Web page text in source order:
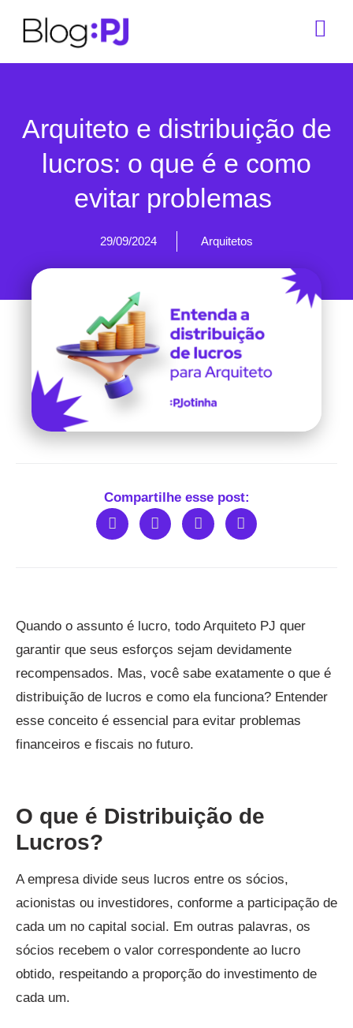
Arquiteto e distribuição de
lucros: o que é e como
evitar problemas
29/09/2024 Arquitetos
Compartilhe esse post:
Quando o assunto é lucro, todo Arquiteto PJ quer
garantir que seus esforços sejam devidamente
recompensados. Mas, você sabe exatamente o que é
distribuição de lucros e como ela funciona? Entender
esse conceito é essencial para evitar problemas
financeiros e fiscais no futuro.
O que é Distribuição de
Lucros?
A empresa divide seus lucros entre os sócios,
acionistas ou investidores, conforme a participação de
cada um no capital social. Em outras palavras, os
sócios recebem o valor correspondente ao lucro
obtido, respeitando a proporção do investimento de
cada um.